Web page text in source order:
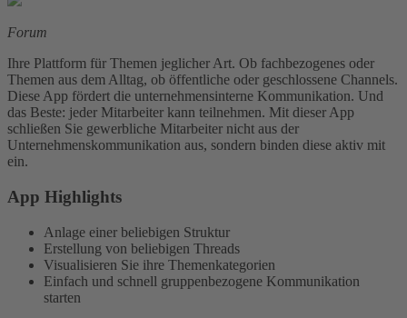
Forum
Ihre Plattform für Themen jeglicher Art. Ob fachbezogenes oder
Themen aus dem Alltag, ob öffentliche oder geschlossene Channels.
Diese App fördert die unternehmensinterne Kommunikation. Und
das Beste: jeder Mitarbeiter kann teilnehmen. Mit dieser App
schließen Sie gewerbliche Mitarbeiter nicht aus der
Unternehmenskommunikation aus, sondern binden diese aktiv mit
ein.
App Highlights
Anlage einer beliebigen Struktur
Erstellung von beliebigen Threads
Visualisieren Sie ihre Themenkategorien
Einfach und schnell gruppenbezogene Kommunikation
starten